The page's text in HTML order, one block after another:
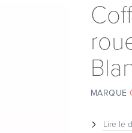
MARQUE
Lire le